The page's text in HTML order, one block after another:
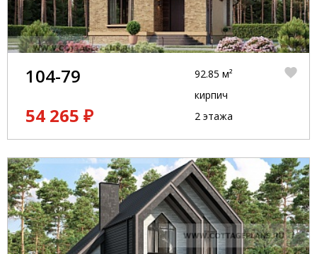
104-79
54 265 ₽
92.85 м²
кирпич
2 этажа